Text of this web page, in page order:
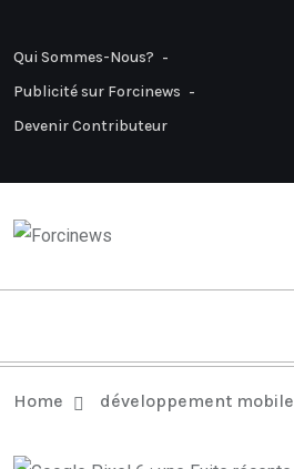
Qui Sommes-Nous?
Publicité sur Forcinews
Devenir Contributeur
Home développement mobile